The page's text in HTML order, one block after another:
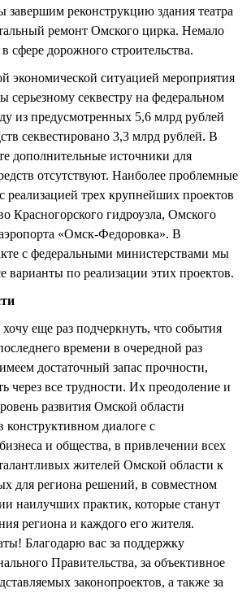
реконструкцию здания театра
ремонт Омского цирка. Немало
сфере дорожного строительства.
экономической ситуацией мероприятия
серьезному секвестру на федеральном
из предусмотренных 5,6 млрд рублей
секвестировано 3,3 млрд рублей. В
дополнительные источники для
отсутствуют. Наиболее проблемные
реализацией трех крупнейших проектов
Красногорского гидроузла, Омского
«Омск-Федоровка». В
с федеральными министерствами мы
варианты по реализации этих проектов.
еще раз подчеркнуть, что события
времени в очередной раз
достаточный запас прочности,
через все трудности. Их преодоление и
развития Омской области
конструктивном диалоге с
и общества, в привлечении всех
жителей Омской области к
для региона решений, в совместном
наилучших практик, которые станут
региона и каждого его жителя.
Благодарю вас за поддержку
Правительства, за объективное
законопроектов, а также за